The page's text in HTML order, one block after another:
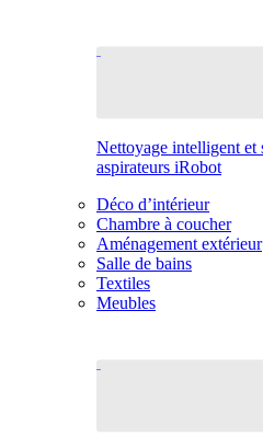
Nettoyage intelligent et
aspirateurs iRobot
Déco d’intérieur
Chambre à coucher
Aménagement extérieur
Salle de bains
Textiles
Meubles